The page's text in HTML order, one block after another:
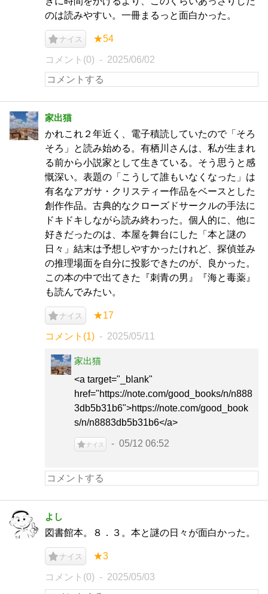
のは読みやすい。一冊まるっと面白かった。
ナイス ★54
コメント(0) 2025/06/02
家出猫
かれこれ２年近く、電子積読していたので「そろ
そろ」と読み始める。有栖川さんは、私が生まれ
る前から小説家として生きている。そう思うと感
慨深い。表題の「こうして誰もいなくなった」は
有名なアガサ・クリスティー作品をベースとした
創作作品。古典的なクローズドサークルの手法に
ドキドキしながら読み終わった。個人的に、他に
好きだったのは、本屋を舞台にした「本と謎の
日々」結末は予想しやすかったけれど、探偵並み
の推理場面を自分に投影できたのが、良かった。
この本の中で出てきた『刺青の男』『海と毒薬』
も読んでみたい。
ナイス ★17
コメント(1) 2025/05/11
家出猫
<a target="_blank"
href="https://note.com/good_books/n/n888
3db5b31b6">https://note.com/good_book
s/n/n8883db5b31b6</a>
ナイス 05/12 06:52
よし
図書館本。８．３。本と謎の日々が面白かった。
ナイス ★3
コメント(0) 2025/05/03